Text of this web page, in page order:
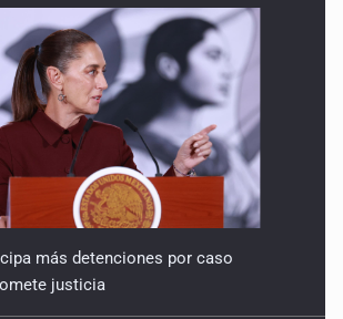
más detenciones por caso
justicia